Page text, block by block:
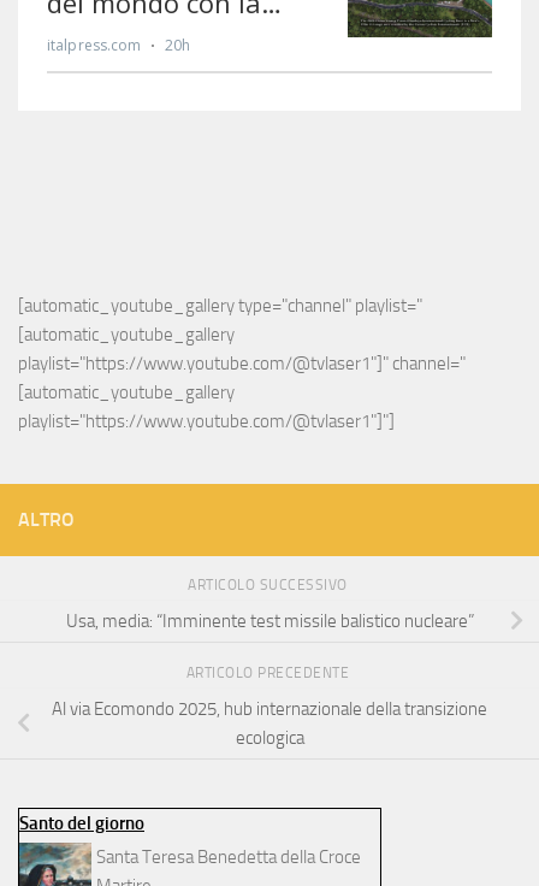
[automatic_youtube_gallery type="channel" playlist="
[automatic_youtube_gallery
playlist="https://www.youtube.com/@tvlaser1"]" channel="
[automatic_youtube_gallery
playlist="https://www.youtube.com/@tvlaser1"]"]
ALTRO
ARTICOLO SUCCESSIVO
Usa, media: “Imminente test missile balistico nucleare”
ARTICOLO PRECEDENTE
Al via Ecomondo 2025, hub internazionale della transizione
ecologica
Santo del giorno
Santa Teresa Benedetta della Croce